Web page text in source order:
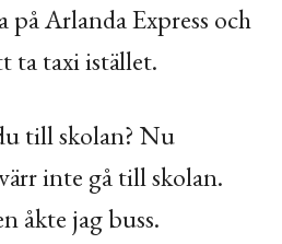
på Arlanda Express och
ta taxi istället.
till skolan? Nu
inte gå till skolan.
åkte jag buss.